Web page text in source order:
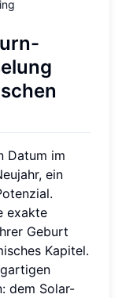
Datum im
ein
exakte
Geburt
Kapitel.
dem Solar-